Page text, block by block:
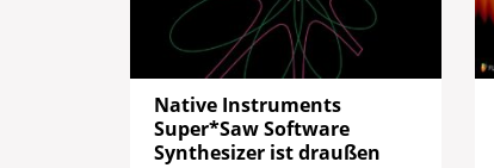
Native Instruments
Super*Saw Software
Synthesizer ist draußen